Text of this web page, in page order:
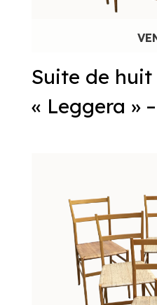
Suite de huit
« Leggera »